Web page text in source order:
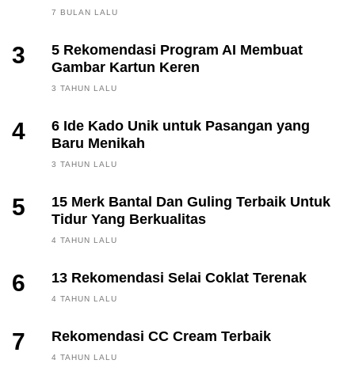
7 BULAN LALU
3
5 Rekomendasi Program AI Membuat
Gambar Kartun Keren
3 TAHUN LALU
4
6 Ide Kado Unik untuk Pasangan yang
Baru Menikah
3 TAHUN LALU
5
15 Merk Bantal Dan Guling Terbaik Untuk
Tidur Yang Berkualitas
4 TAHUN LALU
6 13 Rekomendasi Selai Coklat Terenak
4 TAHUN LALU
7 Rekomendasi CC Cream Terbaik
4 TAHUN LALU